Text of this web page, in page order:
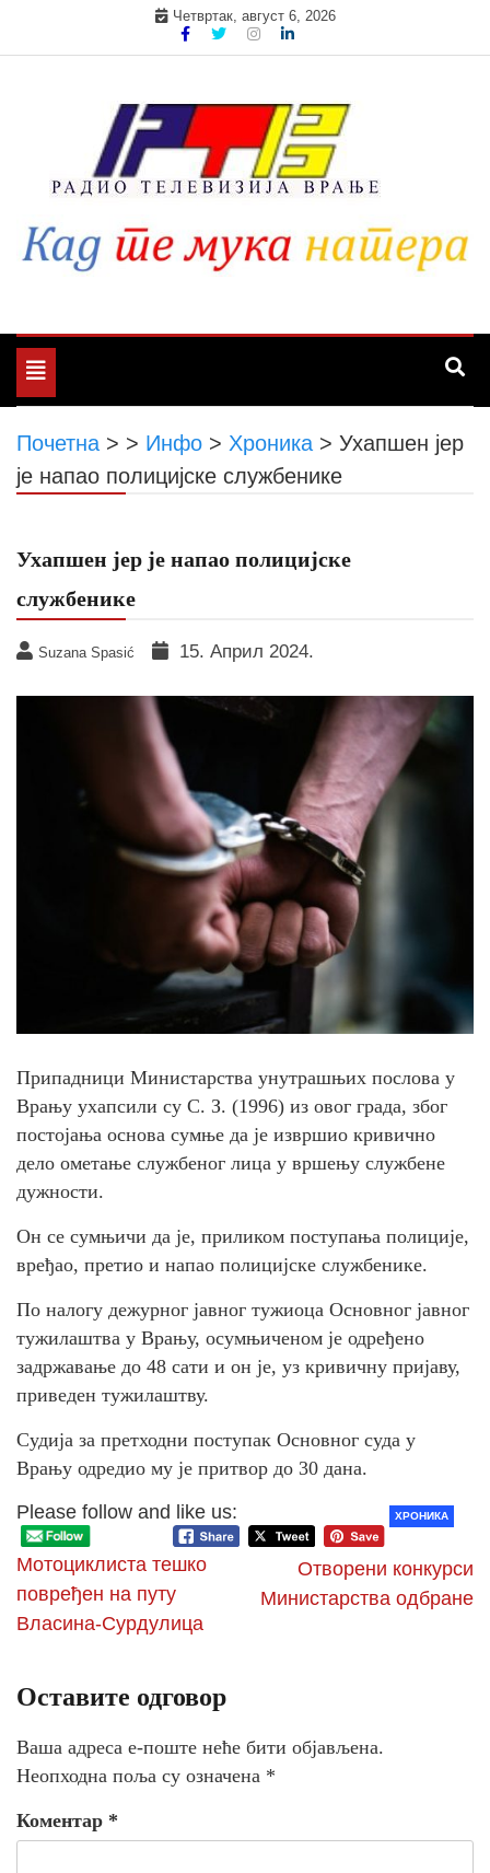
Четвртак, август 6, 2026
Toggle
navigation
Почетна > > Инфо > Хроника > Ухапшен јер
је напао полицијске службенике
Ухапшен јер је напао полицијске
службенике
Suzana Spasić 15. Април 2024.
Припадници Министарства унутрашњих послова у
Врању ухапсили су С. З. (1996) из овог града, због
постојања основа сумње да је извршио кривично
дело ометање службеног лица у вршењу службене
дужности.
Он се сумњичи да је, приликом поступања полиције,
вређао, претио и напао полицијске службенике.
По налогу дежурног јавног тужиоца Основног јавног
тужилаштва у Врању, осумњиченом је одређено
задржавање до 48 сати и он је, уз кривичну пријаву,
приведен тужилаштву.
Судија за претходни поступак Основног суда у
Врању одредио му је притвор до 30 дана.
Please follow and like us:
ХРОНИКА
Мотоциклиста тешко
повређен на путу
Власина-Сурдулица
Отворени конкурси
Министарства одбране
Оставите одговор
Ваша адреса е-поште неће бити објављена.
Неопходна поља су означена *
Коментар *